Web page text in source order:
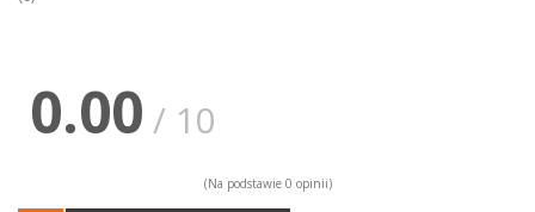
0.00 / 10
(Na podstawie 0 opinii)